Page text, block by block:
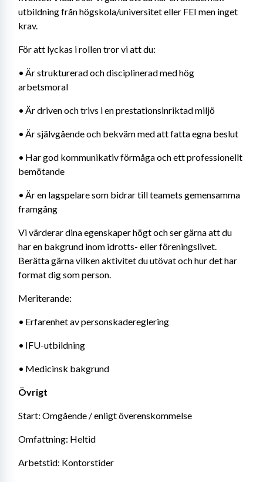
utbildning från högskola/universitet eller FEI men inget
krav.
För att lyckas i rollen tror vi att du:
•	Är strukturerad och disciplinerad med hög
arbetsmoral
•	Är driven och trivs i en prestationsinriktad miljö
•	Är självgående och bekväm med att fatta egna beslut
•	Har god kommunikativ förmåga och ett professionellt
bemötande
•	Är en lagspelare som bidrar till teamets gemensamma
framgång
Vi värderar dina egenskaper högt och ser gärna att du
har en bakgrund inom idrotts- eller föreningslivet.
Berätta gärna vilken aktivitet du utövat och hur det har
format dig som person.
Meriterande:
•	Erfarenhet av personskadereglering
•	IFU-utbildning
•	Medicinsk bakgrund
Övrigt
Start: Omgående / enligt överenskommelse
Omfattning: Heltid
Arbetstid: Kontorstider